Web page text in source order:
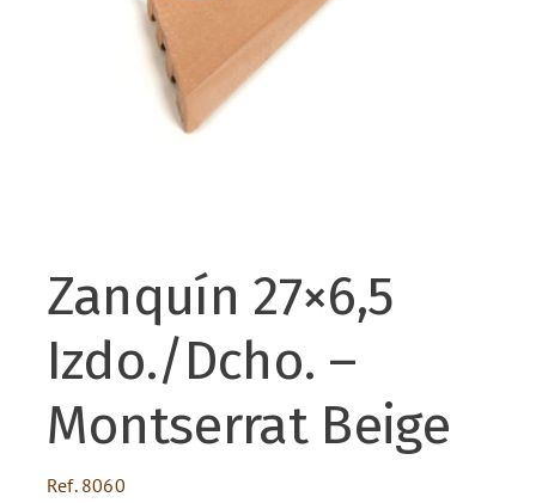
Zanquín 27×6,5
Izdo./Dcho. –
Montserrat Beige
Ref. 8060